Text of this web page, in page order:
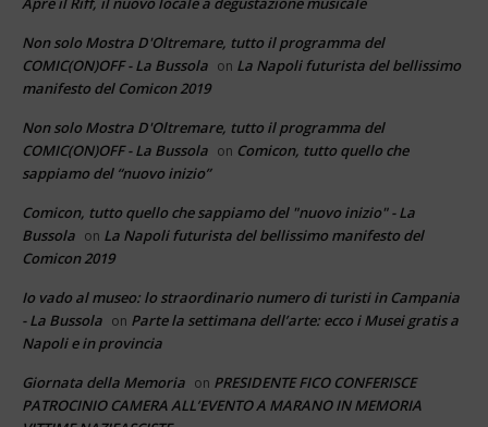
Non solo Mostra D'Oltremare, tutto il programma del
COMIC(ON)OFF - La Bussola on La Napoli futurista del bellissimo
manifesto del Comicon 2019
Non solo Mostra D'Oltremare, tutto il programma del
COMIC(ON)OFF - La Bussola on Comicon, tutto quello che
sappiamo del “nuovo inizio”
Comicon, tutto quello che sappiamo del "nuovo inizio" - La
Bussola on La Napoli futurista del bellissimo manifesto del
Comicon 2019
Io vado al museo: lo straordinario numero di turisti in Campania
- La Bussola on Parte la settimana dell’arte: ecco i Musei gratis a
Napoli e in provincia
Giornata della Memoria on PRESIDENTE FICO CONFERISCE
PATROCINIO CAMERA ALL’EVENTO A MARANO IN MEMORIA